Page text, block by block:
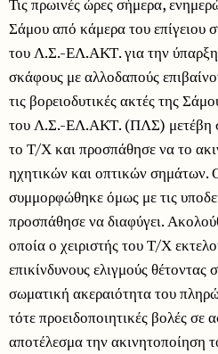
Τις πρωινές ώρες σήμερα,
Σάμου από κάμερα του επίγειου
του Λ.Σ.-ΕΛ.ΑΚΤ. για την
σκάφους με αλλοδαπούς
τις βορειοδυτικές ακτές της
του Λ.Σ.-ΕΛ.ΑΚΤ. (ΠΛΣ) μετέβη
το Τ/Χ και προσπάθησε να το
ηχητικών και οπτικών σημάτων.
συμμορφώθηκε όμως με τις
προσπάθησε να διαφύγει.
οποία ο χειριστής του Τ/Χ
επικίνδυνους ελιγμούς θέτοντας
σωματική ακεραιότητα του
τότε προειδοποιητικές βολές σε
αποτέλεσμα την